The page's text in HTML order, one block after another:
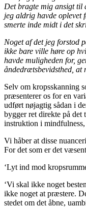
Det bragte mig ansigt til
jeg aldrig havde oplevet
smerte inde midt i det
Noget af det jeg forstod
ikke bare ville høre op
havde muligheden for,
åndedrætsbevidsthed, at
Selv om kropsskanning
præsenterer os for en
udført nøjagtig sådan i
bygger ret direkte på det
instruktion i
Vi håber at disse
For det som er det
‘Lyt ind mod
‘Vi skal ikke noget
ikke noget at præstere.
stedet om det åbne,